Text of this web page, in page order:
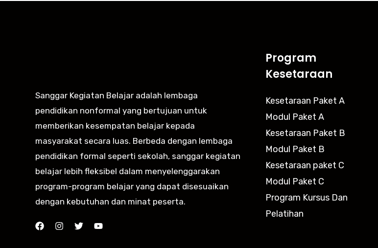
Sanggar Kegiatan Belajar adalah lembaga
pendidikan nonformal yang bertujuan untuk
memberikan kesempatan belajar kepada
masyarakat secara luas. Berbeda dengan lembaga
pendidikan formal seperti sekolah, sanggar kegiatan
belajar lebih fleksibel dalam menyelenggarakan
program-program belajar yang dapat disesuaikan
dengan kebutuhan dan minat peserta.
Program
Kesetaraan
Kesetaraan Paket A
Modul Paket A
Kesetaraan Paket B
Modul Paket B
Kesetaraan paket C
Modul Paket C
Program Kursus Dan
Pelatihan